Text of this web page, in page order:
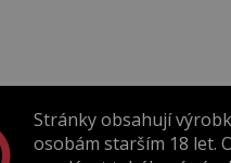
Stránky obsahují
osobám starším 18 let.